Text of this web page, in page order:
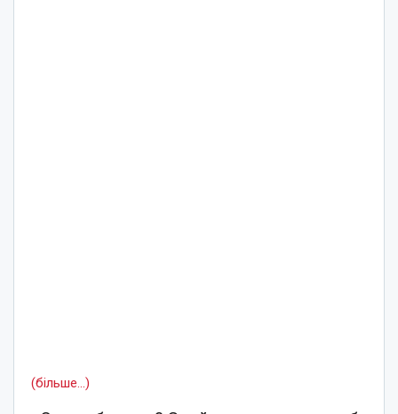
(більше…)